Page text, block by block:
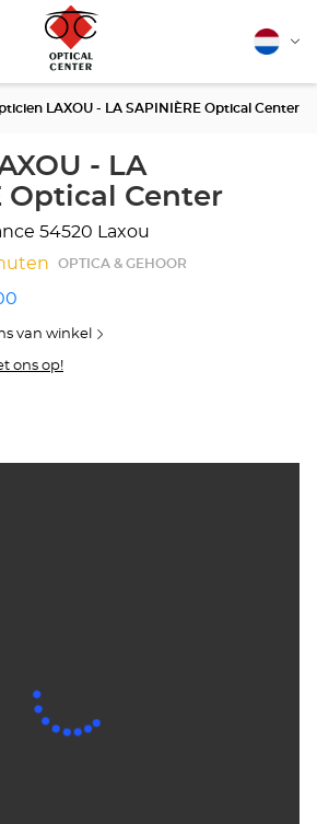
LAXOU - LA SAPINIÈRE Optical Center
- LA
Optical Center
54520 Laxou
OPTICA & GEHOOR
van winkel
ons op!